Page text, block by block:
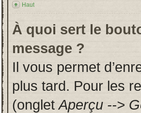
Haut
À quoi sert le
message ?
Il vous permet
plus tard. Pour les
(ongletAperçu -->